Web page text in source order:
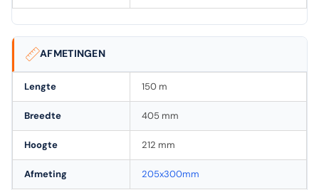
AFMETINGEN
Lengte 150 m
Breedte 405 mm
Hoogte 212 mm
Afmeting 205x300mm